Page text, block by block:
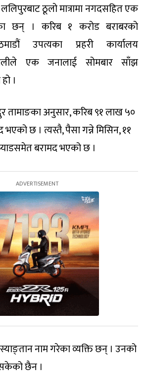
ठूलो मात्रामा नगदसहित एक
छन् । करिब १ करोड बराबरको
उपत्यका प्रहरी कार्यालय
एक जनालाई सोमबार साँझ
।
अनुसार, करिब ९१ लाख ५०
छ । त्यस्तै, पैसा गन्ने मिसिन, ११
बरामद भएको छ ।
स्याङ्तान नाम गरेका व्यक्ति छन् । उनको
छैन ।